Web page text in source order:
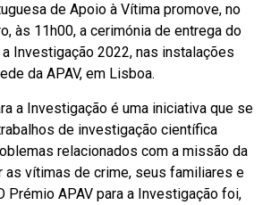
de Apoio à Vítima promove, no
às 11h00, a cerimónia de entrega do
a Investigação 2022, nas instalações
da APAV, em Lisboa.
a Investigação é uma iniciativa que se
de investigação científica
relacionados com a missão da
as vítimas de crime, seus familiares e
Prémio APAV para a Investigação foi,